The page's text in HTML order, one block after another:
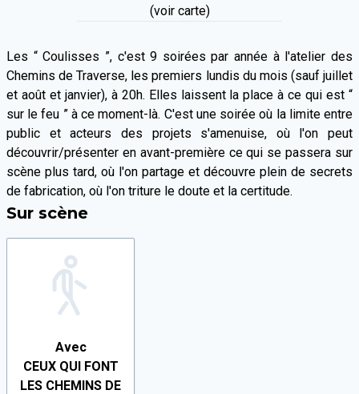
(voir carte)
Les “ Coulisses ”, c'est 9 soirées par année à l'atelier des
Chemins de Traverse, les premiers lundis du mois (sauf juillet
et août et janvier), à 20h. Elles laissent la place à ce qui est “
sur le feu ” à ce moment-là. C'est une soirée où la limite entre
public et acteurs des projets s'amenuise, où l'on peut
découvrir/présenter en avant-première ce qui se passera sur
scène plus tard, où l'on partage et découvre plein de secrets
de fabrication, où l'on triture le doute et la certitude.
Sur scène
Avec
CEUX QUI FONT
LES CHEMINS DE